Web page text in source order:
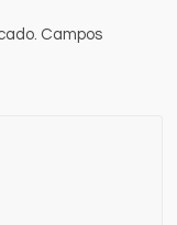
Campos